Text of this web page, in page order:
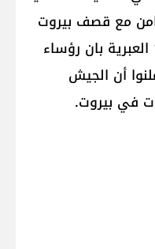
مع قصف ​بيروت
وفي السياق، ذكرت القناة 14 العبرية بان رؤساء
أن الجيش
في بيروت.